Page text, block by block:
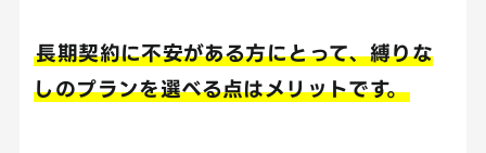
長期契約に不安がある方にとって、縛りな
しのプランを選べる点はメリットです。